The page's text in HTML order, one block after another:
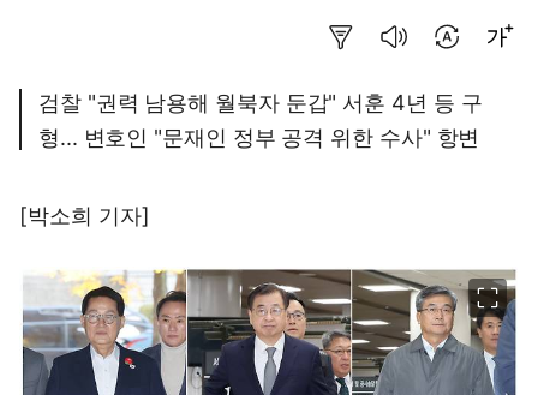
검찰 "권력 남용해 월북자 둔갑" 서훈 4년 등 구
형... 변호인 "문재인 정부 공격 위한 수사" 항변
[박소희 기자]